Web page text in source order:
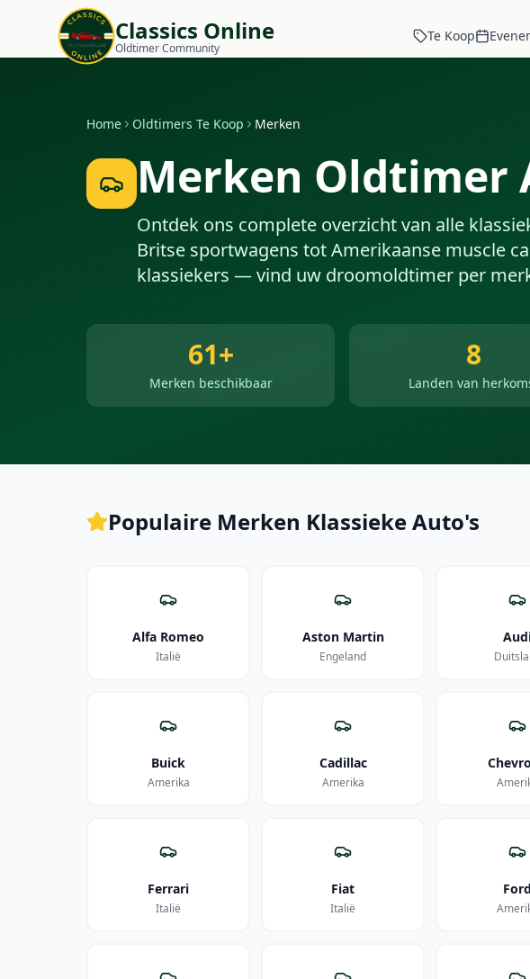
Classics Online
Oldtimer Community
Te Koop
Home Oldtimers Te Koop Merken
Merken Oldtimer
Ontdek ons complete overzicht van alle
Britse sportwagens tot Amerikaanse muscle
klassiekers — vind uw droomoldtimer per
61+
Merken beschikbaar
8
Landen van
Populaire Merken Klassieke Auto's
Alfa Romeo
Italië
Aston Martin
Engeland
Buick
Amerika
Cadillac
Amerika
Ferrari
Italië
Fiat
Italië
Ford